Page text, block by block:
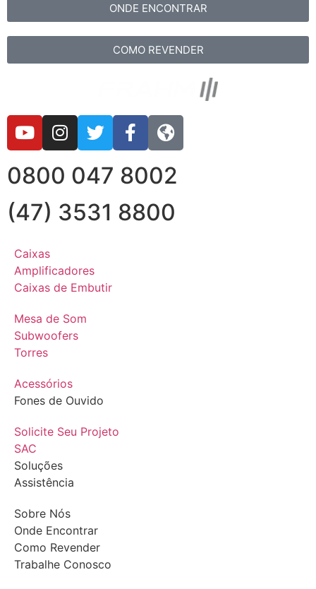
ONDE ENCONTRAR
COMO REVENDER
0800 047 8002
(47) 3531 8800
Caixas
Amplificadores
Caixas de Embutir
Mesa de Som
Subwoofers
Torres
Acessórios
Fones de Ouvido
Solicite Seu Projeto
SAC
Soluções
Assistência
Sobre Nós
Onde Encontrar
Como Revender
Trabalhe Conosco